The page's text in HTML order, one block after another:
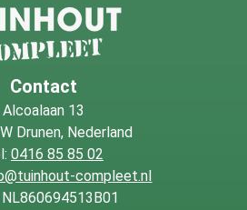
Contact
Alcoalaan 13
Drunen, Nederland
0416 85 85 02
compleet.nl
NL860694513B01